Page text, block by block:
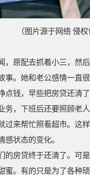
（图片源于网络 侵
，原配去抓着小三，然
事。她和老公感情一直
点钱，早些把房贷还清
务，下班后还要照顾老
过来帮忙照看超市。这
状态的变化。
的房贷终于还清了。可
蜜。有的只是为了各种